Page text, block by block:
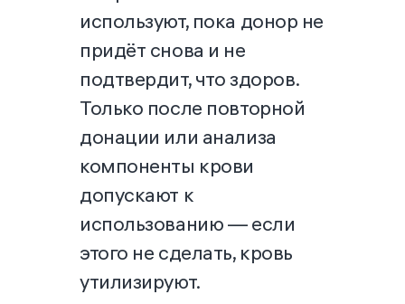
используют, пока донор не
придёт снова и не
подтвердит, что здоров.
Только после повторной
донации или анализа
компоненты крови
допускают к
использованию — если
этого не сделать, кровь
утилизируют.